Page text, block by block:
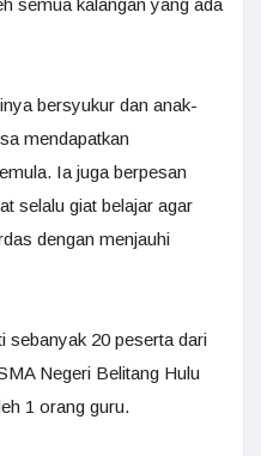
semua kalangan yang ada
bersyukur dan anak-
mendapatkan
Ia juga berpesan
selalu giat belajar agar
dengan menjauhi
sebanyak 20 peserta dari
Negeri Belitang Hulu
1 orang guru.